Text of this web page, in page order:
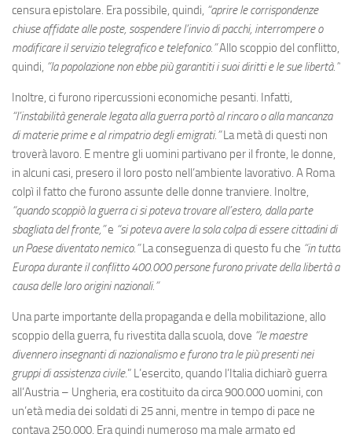
censura epistolare. Era possibile, quindi, “aprire le corrispondenze
chiuse affidate alle poste, sospendere l’invio di pacchi, interrompere o
modificare il servizio telegrafico e telefonico.”Allo scoppio del conflitto,
quindi, “la popolazione non ebbe più garantiti i suoi diritti e le sue libertà.”
Inoltre, ci furono ripercussioni economiche pesanti. Infatti,
“l’instabilità generale legata alla guerra portò al rincaro o alla mancanza
di materie prime e al rimpatrio degli emigrati.”La metà di questi non
troverà lavoro. E mentre gli uomini partivano per il fronte, le donne,
in alcuni casi, presero il loro posto nell’ambiente lavorativo. A Roma
colpì il fatto che furono assunte delle donne tranviere. Inoltre,
“quando scoppiò la guerra ci si poteva trovare all’estero, dalla parte
sbagliata del fronte,”e “si poteva avere la sola colpa di essere cittadini di
un Paese diventato nemico.”La conseguenza di questo fu che “in tutta
Europa durante il conflitto 400.000 persone furono private della libertà a
causa delle loro origini nazionali.”
Una parte importante della propaganda e della mobilitazione, allo
scoppio della guerra, fu rivestita dalla scuola, dove “le maestre
divennero insegnanti di nazionalismo e furono tra le più presenti nei
gruppi di assistenza civile.” L’esercito, quando l’Italia dichiarò guerra
all’Austria – Ungheria, era costituito da circa 900.000 uomini, con
un’età media dei soldati di 25 anni, mentre in tempo di pace ne
contava 250.000. Era quindi numeroso ma male armato ed